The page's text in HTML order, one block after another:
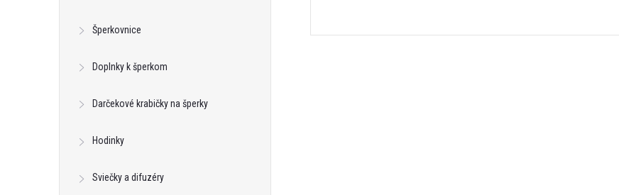
Šperkovnice
Doplnky k šperkom
Darčekové krabičky na šperky
Hodinky
Sviečky a difuzéry